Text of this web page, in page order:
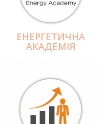
ЕНЕРГЕТИЧНА
АКАДЕМІЯ